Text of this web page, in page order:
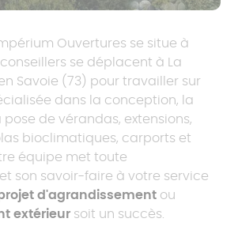
Ouvertures se situe à
se déplacent à La
Savoie (73) pour travailler sur
dans la conception, la
de vérandas, extensions,
bioclimatiques, carports et
équipe met toute
son savoir-faire à votre service
d'agrandissement ou
extérieur soit un succès.